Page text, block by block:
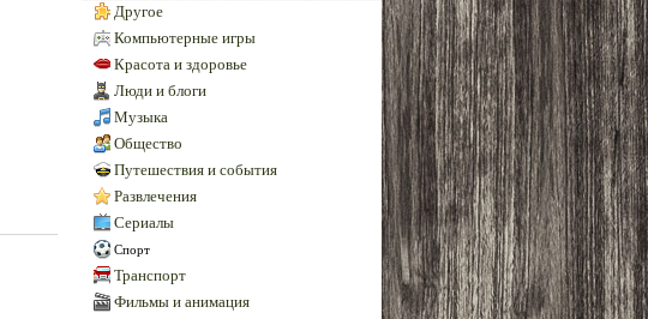
Другое
Компьютерные игры
Красота и здоровье
Люди и блоги
Музыка
Общество
Путешествия и события
Развлечения
Сериалы
Спорт
Транспорт
Фильмы и анимация